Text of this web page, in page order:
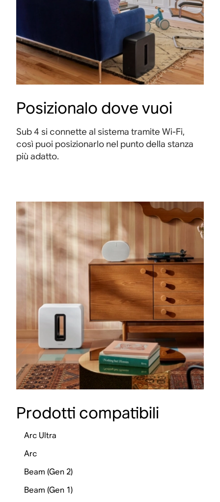
Posizionalo dove vuoi
Sub 4 si connette al sistema tramite Wi-Fi,
così puoi posizionarlo nel punto della stanza
più adatto.
Prodotti compatibili
Arc Ultra
Arc
Beam (Gen 2)
Beam (Gen 1)